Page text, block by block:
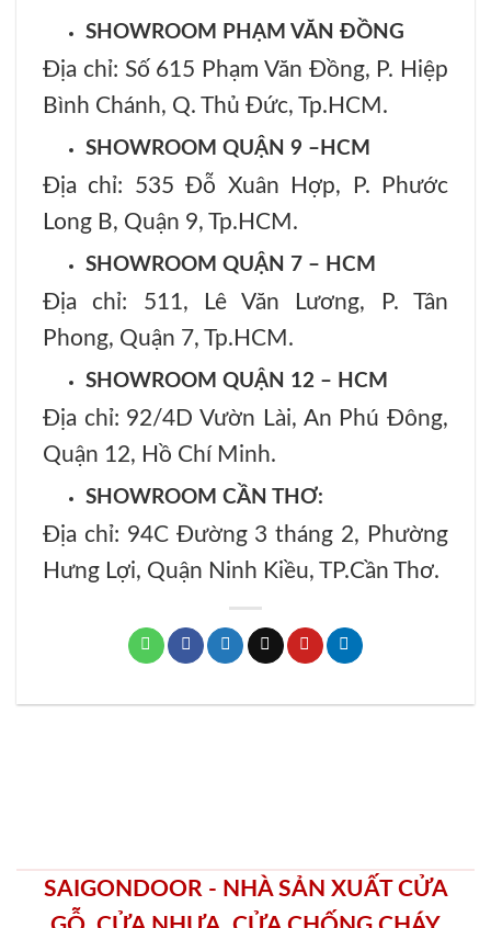
SHOWROOM PHẠM VĂN ĐỒNG
Địa chỉ: Số 615 Phạm Văn Đồng, P. Hiệp
Bình Chánh, Q. Thủ Đức, Tp.HCM.
SHOWROOM QUẬN 9 –HCM
Địa chỉ: 535 Đỗ Xuân Hợp, P. Phước
Long B, Quận 9, Tp.HCM.
SHOWROOM QUẬN 7 – HCM
Địa chỉ: 511, Lê Văn Lương, P. Tân
Phong, Quận 7, Tp.HCM.
SHOWROOM QUẬN 12 – HCM
Địa chỉ: 92/4D Vườn Lài, An Phú Đông,
Quận 12, Hồ Chí Minh.
SHOWROOM CẦN THƠ:
Địa chỉ: 94C Đường 3 tháng 2, Phường
Hưng Lợi, Quận Ninh Kiều, TP.Cần Thơ.
SAIGONDOOR - NHÀ SẢN XUẤT CỬA